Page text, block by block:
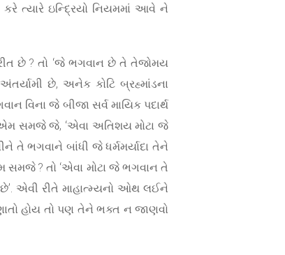
ત્યારે ઇન્દ્રિયો નિયમમાં આવે ને
છે ? તો ‘જે ભગવાન છે તે તેજોમય
છે, અનેક કોટિ બ્રહ્માંડના
વિના જે બીજા સર્વ માયિક પદાર્થ
સમજે જે, ‘એવા અતિશય મોટા જે
તે ભગવાને બાંધી જે ધર્મમર્યાદા તેને
સમજે ? તો ‘એવા મોટા જે ભગવાન તે
એવી રીતે માહાત્મ્યનો ઓથ લઈને
હોય તો પણ તેને ભક્ત ન જાણવો